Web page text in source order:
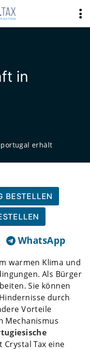
in
erhält
BESTELLEN
WhatsApp
warmen Klima und
Als Bürger
Sie können
durch
Vorteile
Mechanismus
Crystal Tax eine